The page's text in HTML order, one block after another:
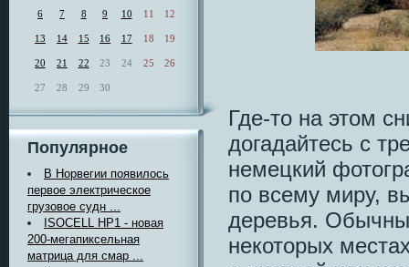
6 7 8 9 10 11 12
13 14 15 16 17 18 19
20 21 22 23 24 25 26
27 28 29 30
Популярное
В Норвегии появилось
первое электрическое
грузовое судн ...
ISOCELL HP1 - новая
200-мегапиксельная
матрица для смар ...
Где-то на этом
догадайтесь с
немецкий
по всему миру,
деревья.
некоторых